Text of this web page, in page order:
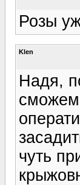
Розы
Klen
Надя,
сможем
чуть